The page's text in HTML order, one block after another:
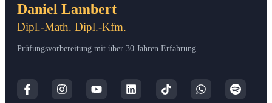
Daniel Lambert
Dipl.-Math. Dipl.-Kfm.
Prüfungsvorbereitung mit über 30 Jahren Erfahrung